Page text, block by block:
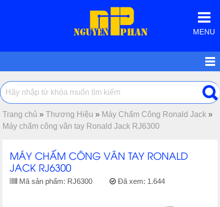
MENU
Trang chủ » Thương Hiệu » Máy Chấm Công Ronald Jack »
Máy chấm công vân tay Ronald Jack RJ6300
MÁY CHẤM CÔNG VÂN TAY RONALD
JACK RJ6300
Mã sản phẩm: RJ6300 Đã xem: 1.644